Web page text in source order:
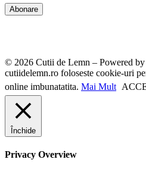
© 2026 Cutii de Lemn – Powered
cutiidelemn.ro foloseste cookie-uri
online imbunatatita. Mai Mult
Închide
Privacy Overview